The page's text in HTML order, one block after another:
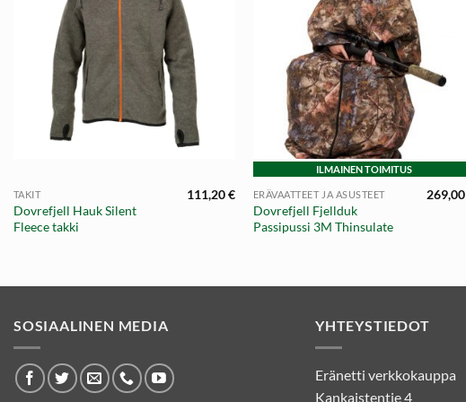
TAKIT
Dovrefjell Hauk Silent
Fleece takki
111,20€
ILMAINEN TOIMITUS
ERÄVAATTEET JA ASUSTEET
Dovrefjell Fjellduk
Passipussi 3M Thinsulate
269,00
SOSIAALINEN MEDIA YHTEYSTIEDOT
Eränetti verkkokauppa
Kankaistentie 4